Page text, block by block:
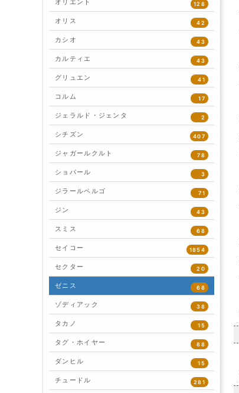
オリエント 128
オリス 42
カシオ 43
カルティエ 43
グリュエン 41
コルム 17
ジェラルド・ジェンタ 2
シチズン 407
ジャガールクルト 78
ショパール 3
ジラールペルゴ 71
ジン 43
スミス 68
セイコー 1854
セクター 20
ゼニス 68
ゾディアック 38
タカノ 15
タグ・ホイヤー 88
ダンヒル 15
チュードル 281